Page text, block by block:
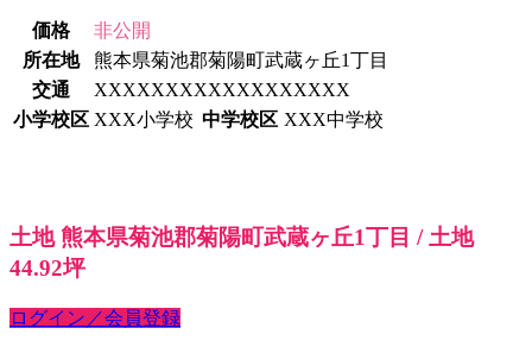
価格
非公開
所在地
熊本県菊池郡菊陽町武蔵ヶ丘1丁目
交通
XXXXXXXXXXXXXXXXXX
小学校区 XXX小学校 中学校区 XXX中学校
土地 熊本県菊池郡菊陽町武蔵ヶ丘1丁目 / 土地
44.92坪
ログイン／会員登録